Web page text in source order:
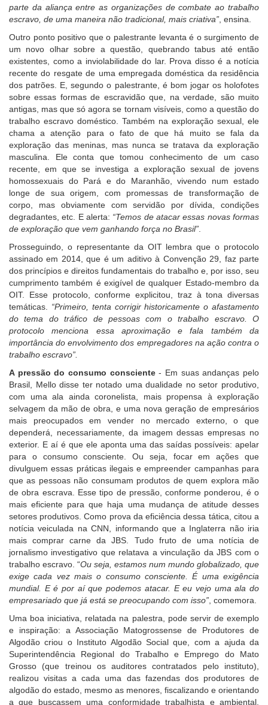
parte da aliança entre as organizações de combate ao trabalho
escravo, de uma maneira não tradicional, mais criativa” , ensina.
Outro ponto positivo que o palestrante levanta é o surgimento de
um novo olhar sobre a questão, quebrando tabus até então
existentes, como a inviolabilidade do lar. Prova disso é a notícia
recente do resgate de uma empregada doméstica da residência
dos patrões. E, segundo o palestrante, é bom jogar os holofotes
sobre essas formas de escravidão que, na verdade, são muito
antigas, mas que só agora se tornam visíveis, como a questão do
trabalho escravo doméstico. Também na exploração sexual, ele
chama a atenção para o fato de que há muito se fala da
exploração das meninas, mas nunca se tratava da exploração
masculina. Ele conta que tomou conhecimento de um caso
recente, em que se investiga a exploração sexual de jovens
homossexuais do Pará e do Maranhão, vivendo num estado
longe de sua origem, com promessas de transformação de
corpo, mas obviamente com servidão por dívida, condições
degradantes, etc. E alerta: “Temos de atacar essas novas formas
de exploração que vem ganhando força no Brasil”
Prosseguindo, o representante da OIT lembra que o protocolo
assinado em 2014, que é um aditivo à Convenção 29, faz parte
dos princípios e direitos fundamentais do trabalho e, por isso, seu
cumprimento também é exigível de qualquer Estado-membro da
OIT. Esse protocolo, conforme explicitou, traz à tona diversas
temáticas. “Primeiro, tenta corrigir historicamente o afastamento
do tema do tráfico de pessoas com o trabalho escravo. O
protocolo menciona essa aproximação e fala também da
importância do envolvimento dos empregadores na ação contra o
trabalho escravo”.
A pressão do consumo consciente- Em suas andanças pelo
Brasil, Mello disse ter notado uma dualidade no setor produtivo,
com uma ala ainda coronelista, mais propensa à exploração
selvagem da mão de obra, e uma nova geração de empresários
mais preocupados em vender no mercado externo, o que
dependerá, necessariamente, da imagem dessas empresas no
exterior. E aí é que ele aponta uma das saídas possíveis: apelar
para o consumo consciente. Ou seja, focar em ações que
divulguem essas práticas ilegais e empreender campanhas para
que as pessoas não consumam produtos de quem explora mão
de obra escrava. Esse tipo de pressão, conforme ponderou, é o
mais eficiente para que haja uma mudança de atitude desses
setores produtivos. Como prova da eficiência dessa tática, citou a
notícia veiculada na CNN, informando que a Inglaterra não iria
mais comprar carne da JBS. Tudo fruto de uma notícia de
jornalismo investigativo que relatava a vinculação da JBS com o
trabalho escravo. “Ou seja, estamos num mundo globalizado, que
exige cada vez mais o consumo consciente. É uma exigência
mundial. E é por aí que podemos atacar. E eu vejo uma ala do
empresariado que já está se preocupando com isso” , comemora.
Uma boa iniciativa, relatada na palestra, pode servir de exemplo
e inspiração: a Associação Matogrossense de Produtores de
Algodão criou o Instituto Algodão Social que, com a ajuda da
Superintendência Regional do Trabalho e Emprego do Mato
Grosso (que treinou os auditores contratados pelo instituto),
realizou visitas a cada uma das fazendas dos produtores de
algodão do estado, mesmo as menores, fiscalizando e orientando
a que buscassem uma conformidade trabalhista e ambiental.